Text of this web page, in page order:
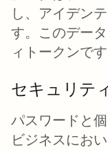
し、アイデン
す。このデー
ィトークンです
セキュリテ
パスワードと
ビジネスにお